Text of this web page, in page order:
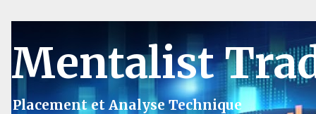
Mentalist
Placement et Analyse Technique